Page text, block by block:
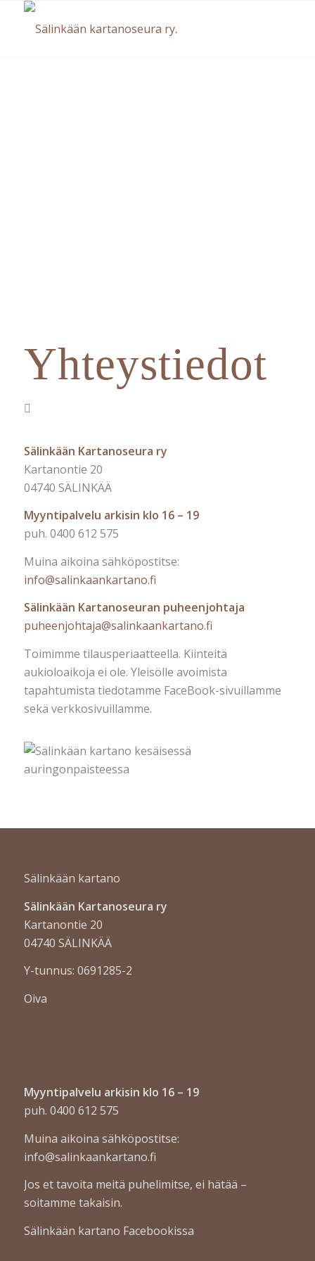
Yhteystiedot
Sälinkään Kartanoseura ry
Kartanontie 20
04740 SÄLINKÄÄ
Myyntipalvelu arkisin klo 16 – 19
puh. 0400 612 575
Muina aikoina sähköpostitse:
info@salinkaankartano.fi
Sälinkään Kartanoseuran puheenjohtaja
puheenjohtaja@salinkaankartano.fi
Toimimme tilausperiaatteella. Kiinteitä
aukioloaikoja ei ole. Yleisölle avoimista
tapahtumista tiedotamme FaceBook-sivuillamme
sekä verkkosivuillamme.
Sälinkään kartano
Sälinkään Kartanoseura ry
Kartanontie 20
04740 SÄLINKÄÄ
Y-tunnus: 0691285-2
Oiva
Myyntipalvelu arkisin klo 16 – 19
puh. 0400 612 575
Muina aikoina sähköpostitse:
info@salinkaankartano.fi
Jos et tavoita meitä puhelimitse, ei hätää –
soitamme takaisin.
Sälinkään kartano Facebookissa